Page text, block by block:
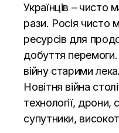
Українців –
рази. Росія чисто
ресурсів для
добуття
війну старими
Новітня війна
технології,
супутники,